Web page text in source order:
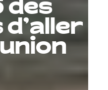
des
d’aller